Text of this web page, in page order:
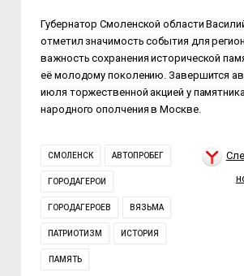
Губернатор Смоленской области
отметил значимость события для
важность сохранения исторической
её молодому поколению. Завершится
июля торжественной акцией у
народного ополчения в Москве.
СМОЛЕНСК АВТОПРОБЕГ
ГОРОДАГЕРОИ
ГОРОДАГЕРОЕВ ВЯЗЬМА
ПАТРИОТИЗМ ИСТОРИЯ
ПАМЯТЬ